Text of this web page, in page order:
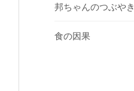
邦ちゃんのつぶやき
食の因果